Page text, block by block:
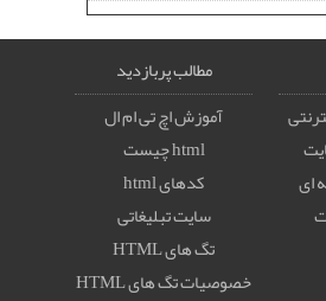
ای
مطالب پربازدید
آموزش اچ تی ام ال
html چیست
کدهای html
سایت تبلیغاتی
تگ های HTML
خصوصيات تگ های HTML